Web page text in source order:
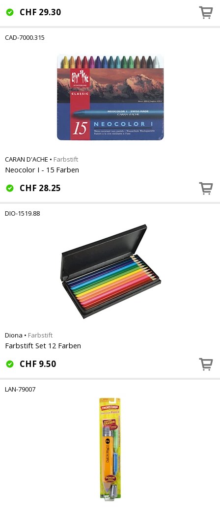
CHF 29.30
CAD-7000.315
CARAN D'ACHE • Farbstift
Neocolor I - 15 Farben
CHF 28.25
DIO-1519.88
Diona • Farbstift
Farbstift Set 12 Farben
CHF 9.50
LAN-79007